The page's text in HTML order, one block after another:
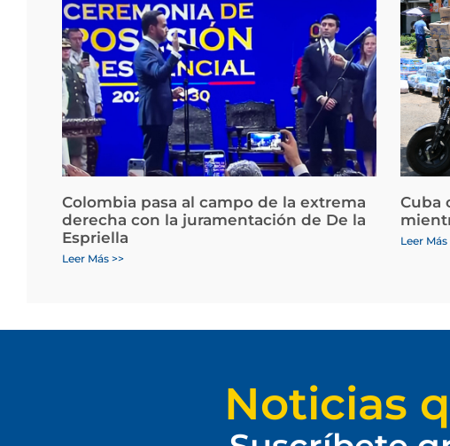
Colombia pasa al campo de la extrema
derecha con la juramentación de De la
Espriella
Leer Más >>
Cuba
Leer Más
Noticias